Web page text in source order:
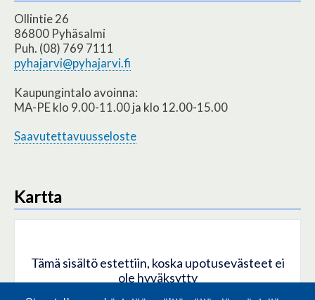
Ollintie 26
86800 Pyhäsalmi
Puh. (08) 769 7111
pyhajarvi@pyhajarvi.fi
Kaupungintalo avoinna:
MA-PE klo 9.00-11.00 ja klo 12.00-15.00
Saavutettavuusseloste
Kartta
Tämä sisältö estettiin, koska upotusevästeet ei
ole hyväksytty